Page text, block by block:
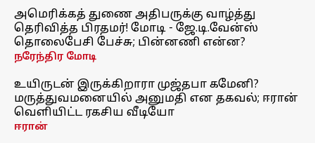
அமெரிக்கத் துணை அதிபருக்கு வாழ்த்து
தெரிவித்த பிரதமர்! மோடி - ஜே.டி.வேன்ஸ்
தொலைபேசி பேச்சு; பின்னணி என்ன?
நரேந்திர மோடி
உயிருடன் இருக்கிறாரா முஜ்தபா கமேனி?
மருத்துவமனையில் அனுமதி என தகவல்; ஈரான்
வெளியிட்ட ரகசிய வீடியோ
ஈரான்